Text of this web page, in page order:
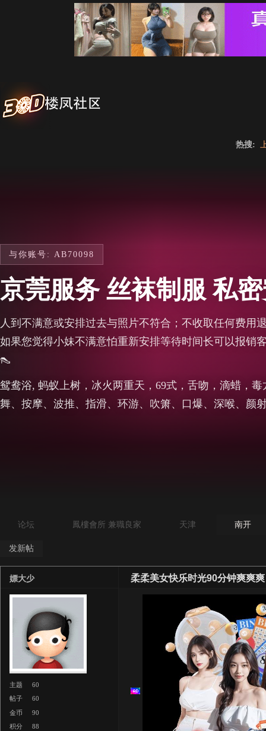
热搜:
与你账号: AB70098
京莞服务 丝袜制服 私
人到不满意或安排过去与照片不符合；不收取任何费用
如果您觉得小妹不满意怕重新安排等待时间长可以报销
👠
鸳鸯浴, 蚂蚁上树，冰火两重天，69式，舌吻，滴蜡，
舞、按摩、波推、指滑、环游、吹箫、口爆、深喉、颜
论坛 鳳樓會所 兼職良家 天津 南开
发新帖
柔柔美女快乐时光90分钟爽爽爽
嫖大少
主题
60
帖子
60
金币
90
积分
88